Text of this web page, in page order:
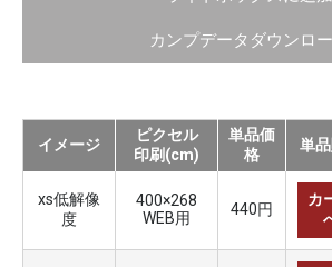
カンプデータダウンロ
イメージ
ピクセル
印刷(cm)
単品価
格
単
xs低解像
度
400×268
WEB用
440円
カ